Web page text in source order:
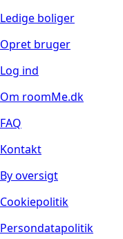
Ledige boliger
Opret bruger
Log ind
Om roomMe.dk
FAQ
Kontakt
By oversigt
Cookiepolitik
Persondatapolitik